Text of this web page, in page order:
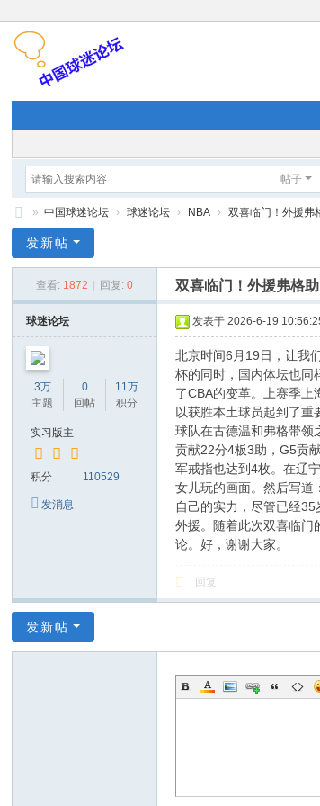
帖子
国
迷
论
坛
» 中国球迷论坛 › 球迷论坛 › NBA › 双喜临门！外援弗
发新帖
查看: 1872 回复: 0 双喜临门！外援弗格
球迷论坛
3万
主题
0
回帖
11万
积分
实习版主
积分 110529
发消息
发表于 2026-6-19
北京时间6月19日，让我
杯的同时，国内体坛也同
了CBA的变革。上赛季
以获胜本土球员起到了重
球队在古德温和弗格带
贡献22分4板3助，G5贡
军戒指也达到4枚。在辽
女儿玩的画面。然后写道
自己的实力，尽管已经
外援。随着此次双喜临门
论。好，谢谢大家。
回复
发新帖